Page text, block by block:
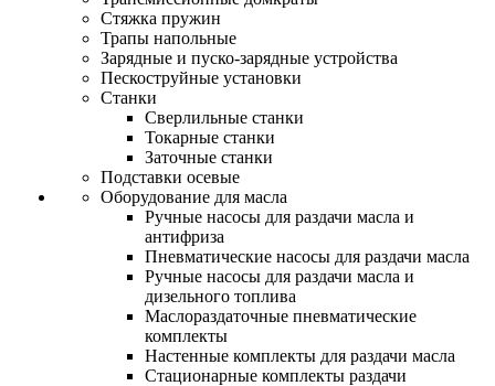
Стяжка пружин
Трапы напольные
Зарядные и пуско-зарядные устройства
Пескоструйные установки
Станки
Сверлильные станки
Токарные станки
Заточные станки
Подставки осевые
Оборудование для масла
Ручные насосы для раздачи масла и
антифриза
Пневматические насосы для раздачи масла
Ручные насосы для раздачи масла и
дизельного топлива
Маслораздаточные пневматические
комплекты
Настенные комплекты для раздачи масла
Стационарные комплекты раздачи